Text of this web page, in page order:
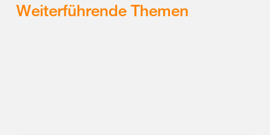
Weiterführende Themen